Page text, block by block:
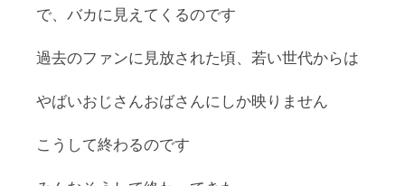
で、バカに見えてくるのです
過去のファンに見放された頃、若い世代からは
やばいおじさんおばさんにしか映りません
こうして終わるのです